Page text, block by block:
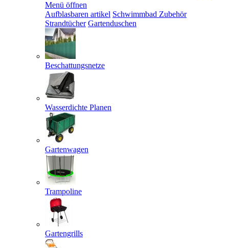
Menü öffnen
Aufblasbaren artikel Schwimmbad Zubehör
Strandtücher Gartenduschen
Beschattungsnetze
Wasserdichte Planen
Gartenwagen
Trampoline
Gartengrills